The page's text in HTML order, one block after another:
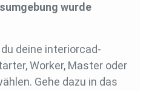
wurde
deine interiorcad-
Worker, Master oder
Gehe dazu in das